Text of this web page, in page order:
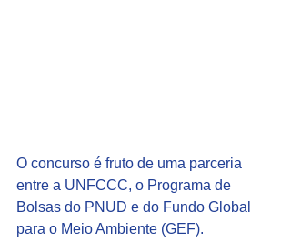
O concurso é fruto de uma parceria
entre a UNFCCC, o Programa de
Bolsas do PNUD e do Fundo Global
para o Meio Ambiente (GEF).